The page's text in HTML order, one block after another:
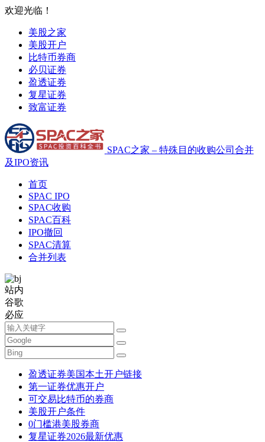
欢迎光临！
美股之家
美股开户
比特币券商
必贝证券
盈透证券
复星证券
致富证券
SPAC之家 – 特殊目的收购公司合并
及IPO资讯
首页
SPAC IPO
SPAC收购
SPAC百科
IPO撤回
SPAC清算
合并列表
站内
谷歌
必应
盈透证券美国本土开户链接
第一证券优惠开户
可交易比特币的券商
美股开户条件
0门槛港美股券商
复星证券2026最新优惠